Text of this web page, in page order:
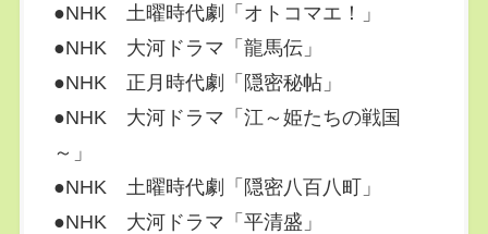
●NHK 土曜時代劇「オトコマエ！」
●NHK 大河ドラマ「龍馬伝」
●NHK 正月時代劇「隠密秘帖」
●NHK 大河ドラマ「江～姫たちの戦国
～」
●NHK 土曜時代劇「隠密八百八町」
●NHK 大河ドラマ「平清盛」